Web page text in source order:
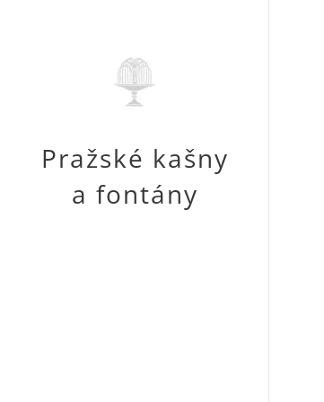
Pražské kašny
a fontány